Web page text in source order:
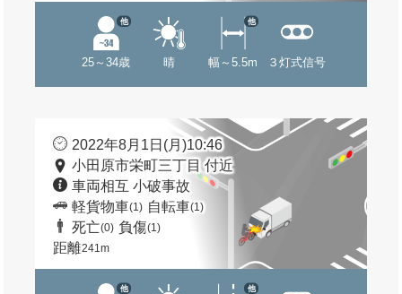
25～34歳
他
晴 幅～5.5m
他
３灯式信号
2022年8月1日(月)10:46
小田原市栄町三丁目 付近
車両相互 小破事故
軽貨物車(1) 自転車(1)
死亡(0) 負傷(1)
距離241m
他 他